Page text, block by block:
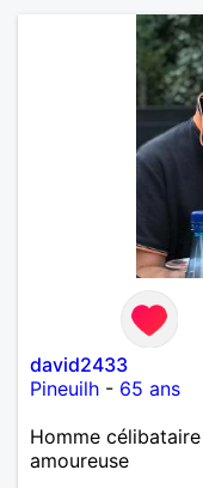
david2433
Pineuilh - 65 ans
Homme
amoureuse